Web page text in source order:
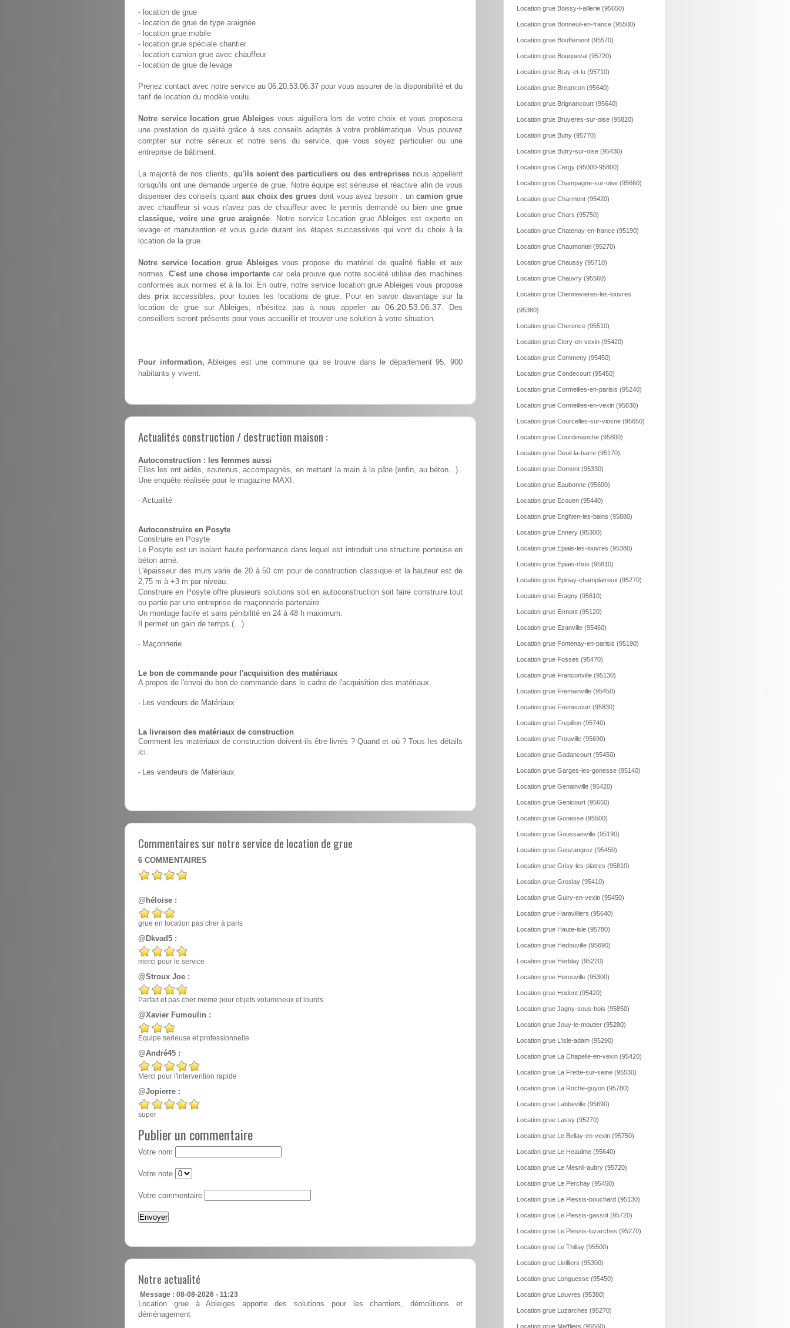
- location de grue
- location de grue de type araignée
- location grue mobile
- location grue spéciale chantier
- location camion grue avec chauffeur
- location de grue de levage
Prenez contact avec notre service au 06.20.53.06.37 pour vous assurer de la disponibilité et du
tarif de location du modèle voulu.
Notre service location grue Ableiges vous aiguillera lors de votre choix et vous proposera
une prestation de qualité grâce à ses conseils adaptés à votre problématique. Vous pouvez
compter sur notre sérieux et notre sens du service, que vous soyez particulier ou une
entreprise de bâtiment.
La majorité de nos clients, qu'ils soient des particuliers ou des entreprises nous appellent
lorsqu'ils ont une demande urgente de grue. Notre équipe est sérieuse et réactive afin de vous
dispenser des conseils quant aux choix des grues dont vous avez besoin : uncamion grue
avec chauffeur si vous n'avez pas de chauffeur avec le permis demandé ou bien une grue
classique, voire une grue araignée. Notre service Location grue Ableiges est experte en
levage et manutention et vous guide durant les étapes successives qui vont du choix à la
location de la grue.
Notre service location grue Ableigesvous propose du matériel de qualité fiable et aux
normes. C'est une chose importantecar cela prouve que notre société utilise des machines
conformes aux normes et à la loi. En outre, notre service location grue Ableiges vous propose
des prixaccessibles, pour toutes les locations de grue. Pour en savoir davantage sur la
location de grue sur Ableiges, n'hésitez pas à nous appeler au 06.20.53.06.37. Des
conseillers seront présents pour vous accueillir et trouver une solution à votre situation.
Pour information, Ableiges est une commune qui se trouve dans le département 95. 900
habitants y vivent.
Actualités construction / destruction maison :
Autoconstruction : les femmes aussi
Elles les ont aidés, soutenus, accompagnés, en mettant la main à la pâte (enfin, au béton...)..
Une enquête réalisée pour le magazine MAXI.
- Actualité
Autoconstruire en Posyte
Construire en Posyte
Le Posyte est un isolant haute performance dans lequel est introduit une structure porteuse en
béton armé.
L'épaisseur des murs varie de 20 à 50 cm pour de construction classique et la hauteur est de
2,75 m à +3 m par niveau.
Construire en Posyte offre plusieurs solutions soit en autoconstruction soit faire construire tout
ou partie par une entreprise de maçonnerie partenaire.
Un montage facile et sans pénibilité en 24 à 48 h maximum.
Il permet un gain de temps (…)
- Maçonnerie
Le bon de commande pour l'acquisition des matériaux
A propos de l'envoi du bon de commande dans le cadre de l'acquisition des matériaux.
- Les vendeurs de Matériaux
La livraison des matériaux de construction
Comment les matériaux de construction doivent-ils être livrés ? Quand et où ? Tous les détails
ici.
- Les vendeurs de Matériaux
Commentaires sur notre service de location de grue
6 COMMENTAIRES
@héloise :
grue en location pas cher à paris
@Dkvad5 :
merci pour le service
@Stroux Joe :
Parfait et pas cher meme pour objets volumineux et lourds
@Xavier Fumoulin :
Equipe serieuse et professionnelle
@André45 :
Merci pour l'intervention rapide
@Jopierre :
super
Publier un commentaire
Votre nom
Votre note
Votre commentaire
Notre actualité
Message : 08-08-2026 - 11:23
Location grue à Ableiges apporte des solutions pour les chantiers, démolitions et
déménagement
Location grue Boissy-l-aillerie (95650)
Location grue Bonneuil-en-france (95500)
Location grue Bouffemont (95570)
Location grue Bouqueval (95720)
Location grue Bray-et-lu (95710)
Location grue Breancon (95640)
Location grue Brignancourt (95640)
Location grue Bruyeres-sur-oise (95820)
Location grue Buhy (95770)
Location grue Butry-sur-oise (95430)
Location grue Cergy (95000-95800)
Location grue Champagne-sur-oise (95660)
Location grue Charmont (95420)
Location grue Chars (95750)
Location grue Chatenay-en-france (95190)
Location grue Chaumontel (95270)
Location grue Chaussy (95710)
Location grue Chauvry (95560)
Location grue Chennevieres-les-louvres
(95380)
Location grue Cherence (95510)
Location grue Clery-en-vexin (95420)
Location grue Commeny (95450)
Location grue Condecourt (95450)
Location grue Cormeilles-en-parisis (95240)
Location grue Cormeilles-en-vexin (95830)
Location grue Courcelles-sur-viosne (95650)
Location grue Courdimanche (95800)
Location grue Deuil-la-barre (95170)
Location grue Domont (95330)
Location grue Eaubonne (95600)
Location grue Ecouen (95440)
Location grue Enghien-les-bains (95880)
Location grue Ennery (95300)
Location grue Epiais-les-louvres (95380)
Location grue Epiais-rhus (95810)
Location grue Epinay-champlatreux (95270)
Location grue Eragny (95610)
Location grue Ermont (95120)
Location grue Ezanville (95460)
Location grue Fontenay-en-parisis (95190)
Location grue Fosses (95470)
Location grue Franconville (95130)
Location grue Fremainville (95450)
Location grue Fremecourt (95830)
Location grue Frepillon (95740)
Location grue Frouville (95690)
Location grue Gadancourt (95450)
Location grue Garges-les-gonesse (95140)
Location grue Genainville (95420)
Location grue Genicourt (95650)
Location grue Gonesse (95500)
Location grue Goussainville (95190)
Location grue Gouzangrez (95450)
Location grue Grisy-les-platres (95810)
Location grue Groslay (95410)
Location grue Guiry-en-vexin (95450)
Location grue Haravilliers (95640)
Location grue Haute-isle (95780)
Location grue Hedouville (95690)
Location grue Herblay (95220)
Location grue Herouville (95300)
Location grue Hodent (95420)
Location grue Jagny-sous-bois (95850)
Location grue Jouy-le-moutier (95280)
Location grue L'isle-adam (95290)
Location grue La Chapelle-en-vexin (95420)
Location grue La Frette-sur-seine (95530)
Location grue La Roche-guyon (95780)
Location grue Labbeville (95690)
Location grue Lassy (95270)
Location grue Le Bellay-en-vexin (95750)
Location grue Le Heaulme (95640)
Location grue Le Mesnil-aubry (95720)
Location grue Le Perchay (95450)
Location grue Le Plessis-bouchard (95130)
Location grue Le Plessis-gassot (95720)
Location grue Le Plessis-luzarches (95270)
Location grue Le Thillay (95500)
Location grue Livilliers (95300)
Location grue Longuesse (95450)
Location grue Louvres (95380)
Location grue Luzarches (95270)
Location grue Maffliers (95560)